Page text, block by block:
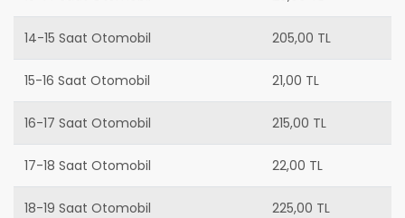
14-15 Saat Otomobil 205,00 TL
15-16 Saat Otomobil 21,00 TL
16-17 Saat Otomobil 215,00 TL
17-18 Saat Otomobil 22,00 TL
18-19 Saat Otomobil 225,00 TL